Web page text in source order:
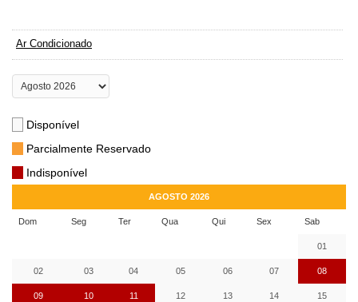
Ar Condicionado
Disponível
Parcialmente Reservado
Indisponível
AGOSTO 2026
Dom Seg Ter Qua Qui Sex Sab
01
02 03 04 05 06 07 08
09 10 11 12 13 14 15